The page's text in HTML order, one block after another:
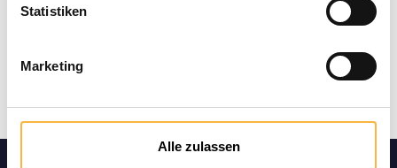
Statistiken
Marketing
Alle zulassen